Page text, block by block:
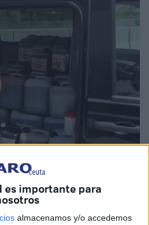
es importante para
almacenamos y/o accedemos